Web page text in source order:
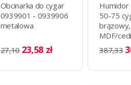
Obcinarka do cygar
0939901 - 0939906
metalowa
27,10 23,58 zł
Humidor
50-75
brązowy,
MDF/
fornir/
387,33